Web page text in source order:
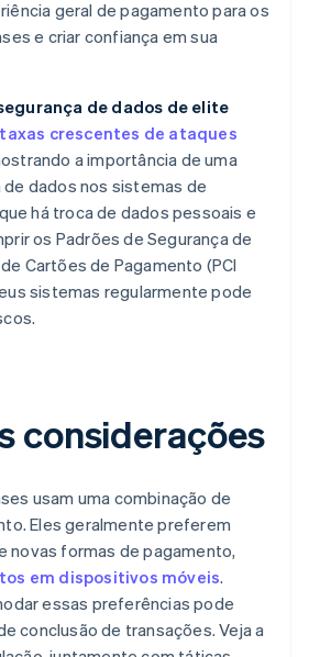
geral de pagamento para os
e criar confiança em sua
de dados de elite
taxas crescentes de ataques
a importância de uma
dados nos sistemas de
há troca de dados pessoais e
os Padrões de Segurança de
Cartões de Pagamento (PCI
sistemas regularmente pode
considerações
usam uma combinação de
Eles geralmente preferem
novas formas de pagamento,
em dispositivos móveis.
essas preferências pode
conclusão de transações. Veja a